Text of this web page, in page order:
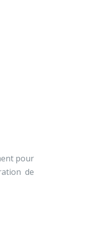
pour
de